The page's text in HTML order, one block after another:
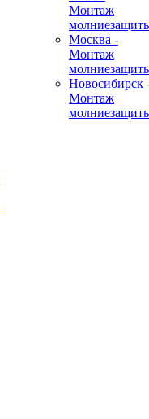
Монтаж
Москва -
Монтаж
Новосибирск
Монтаж